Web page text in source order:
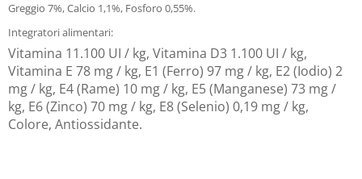
Greggio 7%, Calcio 1,1%, Fosforo 0,55%.
Integratori alimentari:
Vitamina 11.100 UI / kg, Vitamina D3 1.100 UI / kg,
Vitamina E 78 mg / kg, E1 (Ferro) 97 mg / kg, E2 (Iodio) 2
mg / kg, E4 (Rame) 10 mg / kg, E5 (Manganese) 73 mg /
kg, E6 (Zinco) 70 mg / kg, E8 (Selenio) 0,19 mg / kg,
Colore, Antiossidante.